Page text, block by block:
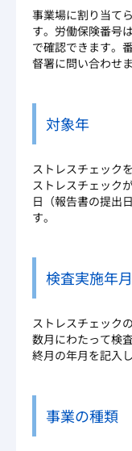
事業場に割り当て
す。労働保険番号
で確認できます。
督署に問い合わせ
対象年
ストレスチェック
ストレスチェック
日（報告書の提出
す。
検査実施年月
ストレスチェック
数月にわたって検
終月の年月を記入し
事業の種類